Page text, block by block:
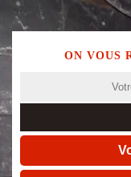
ON VOUS